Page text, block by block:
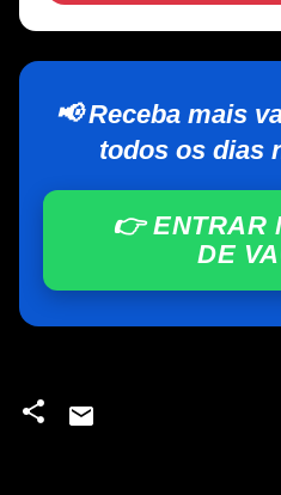
📢 Receba mais
todos os dias
👉 ENTRAR
DE